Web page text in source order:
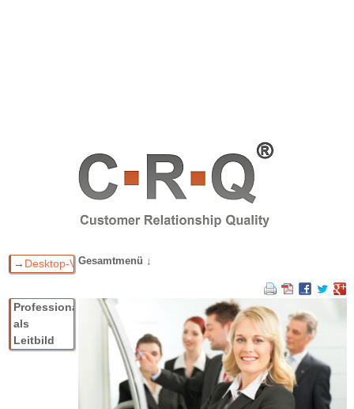
→ Desktop-VersionGesamtmenü ↓
Das C▪R▪Q
C▪R▪Q®für Unternehmen
für Teilnehmer
C▪R▪Q
für Trainer, Coaches, Personaler
-Tests und Evaluation
Professionalität
als
Leitbild